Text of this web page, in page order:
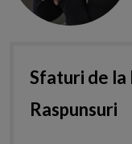
Sfaturi de la
Raspunsuri